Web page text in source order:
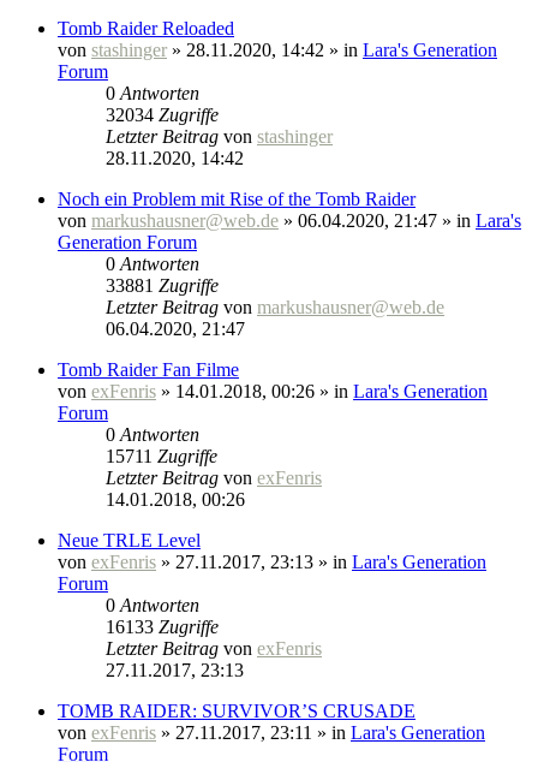
Tomb Raider Reloaded
von stashinger » 28.11.2020, 14:42 » in Lara's Generation
Forum
0 Antworten
32034 Zugriffe
Letzter Beitrag von stashinger
28.11.2020, 14:42
Noch ein Problem mit Rise of the Tomb Raider
von markushausner@web.de » 06.04.2020, 21:47 » in Lara's
Generation Forum
0 Antworten
33881 Zugriffe
Letzter Beitrag von markushausner@web.de
06.04.2020, 21:47
Tomb Raider Fan Filme
von exFenris » 14.01.2018, 00:26 » in Lara's Generation
Forum
0 Antworten
15711 Zugriffe
Letzter Beitrag von exFenris
14.01.2018, 00:26
Neue TRLE Level
von exFenris » 27.11.2017, 23:13 » in Lara's Generation
Forum
0 Antworten
16133 Zugriffe
Letzter Beitrag von exFenris
27.11.2017, 23:13
TOMB RAIDER: SURVIVOR’S CRUSADE
von exFenris » 27.11.2017, 23:11 » in Lara's Generation
Forum